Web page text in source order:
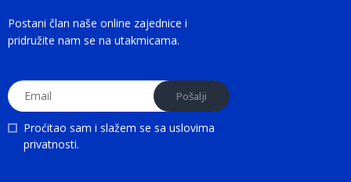
Postani član naše online zajednice i
pridružite nam se na utakmicama.
Proćitao sam i slažem se sa uslovima
privatnosti.